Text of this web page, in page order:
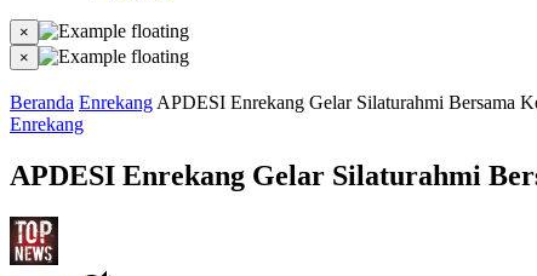
×
×
Beranda Enrekang APDESI Enrekang Gelar Silaturahmi Bersama
Enrekang
APDESI Enrekang Gelar Silaturahmi